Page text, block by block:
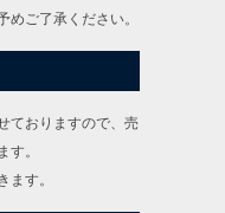
ご了承ください。
ておりますので、売
す。
す。